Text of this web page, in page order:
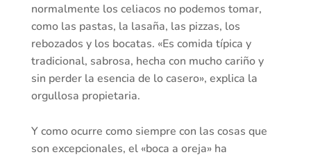
normalmente los celiacos no podemos tomar,
como las pastas, la lasaña, las pizzas, los
rebozados y los bocatas. «Es comida típica y
tradicional, sabrosa, hecha con mucho cariño y
sin perder la esencia de lo casero», explica la
orgullosa propietaria.
Y como ocurre como siempre con las cosas que
son excepcionales, el «boca a oreja» ha